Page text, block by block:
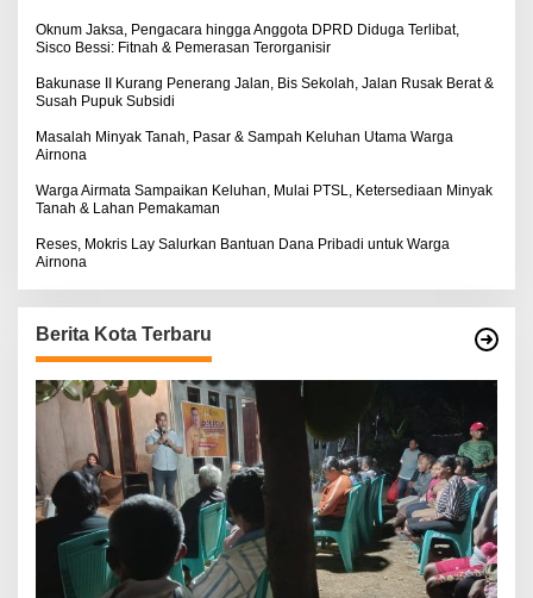
:Oknum Jaksa, Pengacara hingga Anggota DPRD Diduga Terlibat,
Sisco Bessi: Fitnah & Pemerasan Terorganisir
Bakunase II Kurang Penerang Jalan, Bis Sekolah, Jalan Rusak Berat &
Susah Pupuk Subsidi
Masalah Minyak Tanah, Pasar & Sampah Keluhan Utama Warga
Airnona
Warga Airmata Sampaikan Keluhan, Mulai PTSL, Ketersediaan Minyak
Tanah & Lahan Pemakaman
Reses, Mokris Lay Salurkan Bantuan Dana Pribadi untuk Warga
Airnona
Berita Kota Terbaru